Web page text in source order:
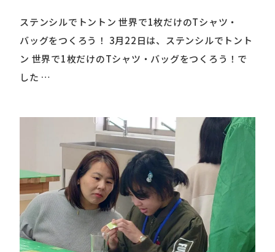
ステンシルでトントン 世界で1枚だけのTシャツ・
バッグをつくろう！ 3月22日は、ステンシルでトント
ン 世界で1枚だけのTシャツ・バッグをつくろう！で
した …